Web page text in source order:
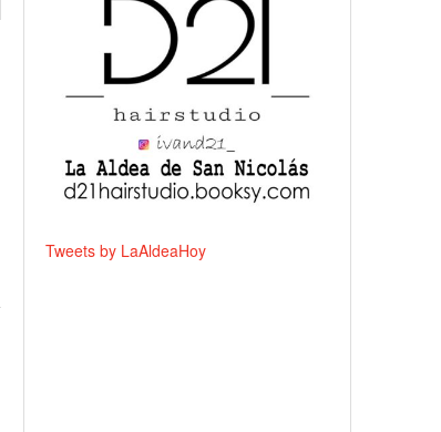
Tweets by LaAldeaHoy